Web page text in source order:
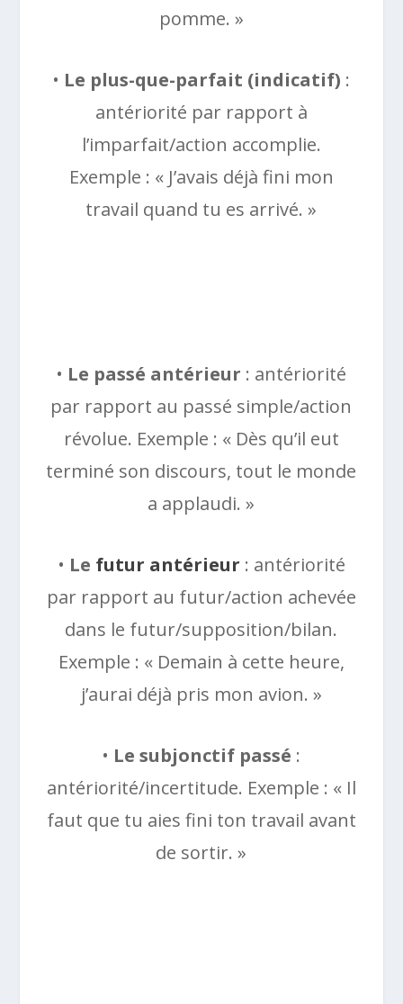
pomme. »
• Le plus-que-parfait (indicatif) :
antériorité par rapport à
l’imparfait/action accomplie.
Exemple : « J’avais déjà fini mon
travail quand tu es arrivé. »
• Le passé antérieur : antériorité
par rapport au passé simple/action
révolue. Exemple : « Dès qu’il eut
terminé son discours, tout le monde
a applaudi. »
• Le futur antérieur : antériorité
par rapport au futur/action achevée
dans le futur/supposition/bilan.
Exemple : « Demain à cette heure,
j’aurai déjà pris mon avion. »
• Le subjonctif passé :
antériorité/incertitude. Exemple : « Il
faut que tu aies fini ton travail avant
de sortir. »